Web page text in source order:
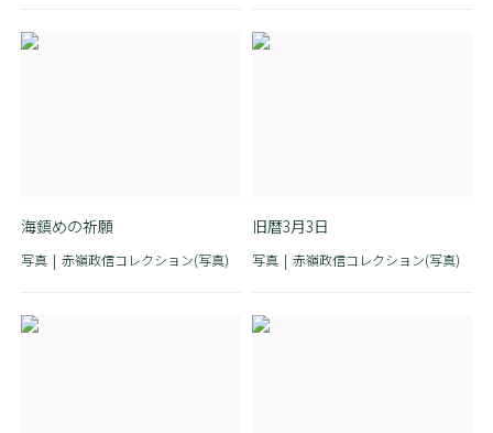
海鎮めの祈願
写真 赤嶺政信コレクション(写真)
旧暦3月3日
写真 赤嶺政信コレクション(写真)